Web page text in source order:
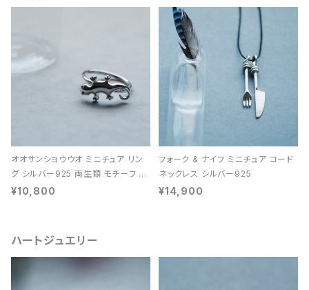
オオサンショウウオ ミニチュア リン
グ シルバー925 両生類 モチーフ レ
ディース ユニセックス
¥10,800
フォーク & ナイフ ミニチュア コード
ネックレス シルバー925
¥14,900
ハートジュエリー